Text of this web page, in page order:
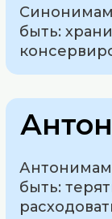
быть:
быть: